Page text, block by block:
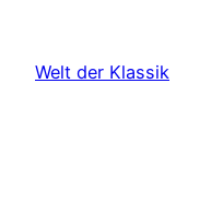
springen
Welt der Klassik